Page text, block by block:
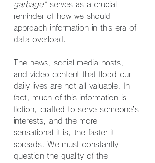
garbage" serves as a crucial
reminder of how we should
approach information in this era of
data overload.
The news, social media posts,
and video content that flood our
daily lives are not all valuable. In
fact, much of this information is
fiction, crafted to serve someone’s
interests, and the more
sensational it is, the faster it
spreads. We must constantly
question the quality of the